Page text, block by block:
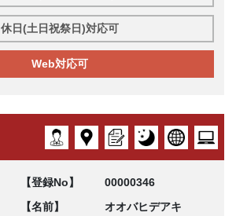
休日(土日祝祭日)対応可
Web対応可
【登録No】
00000346
【名前】
オオバヒデアキ